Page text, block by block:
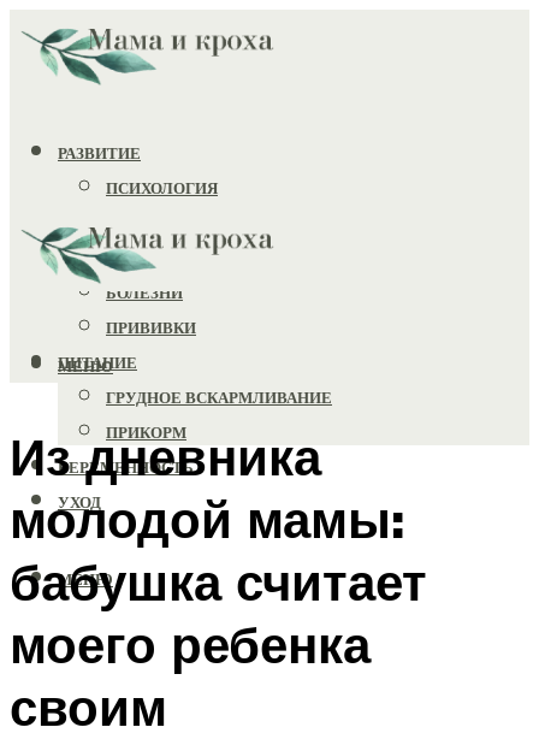
РАЗВИТИЕ
ПСИХОЛОГИЯ
ИГРУШКИ
ЗДОРОВЬЕ
БОЛЕЗНИ
ПРИВИВКИ
ПИТАНИЕ
ГРУДНОЕ ВСКАРМЛИВАНИЕ
ПРИКОРМ
БЕРЕМЕННОСТЬ
УХОД
МЕНЮ
МЕНЮ
Из дневника
молодой мамы:
бабушка считает
моего ребенка
своим